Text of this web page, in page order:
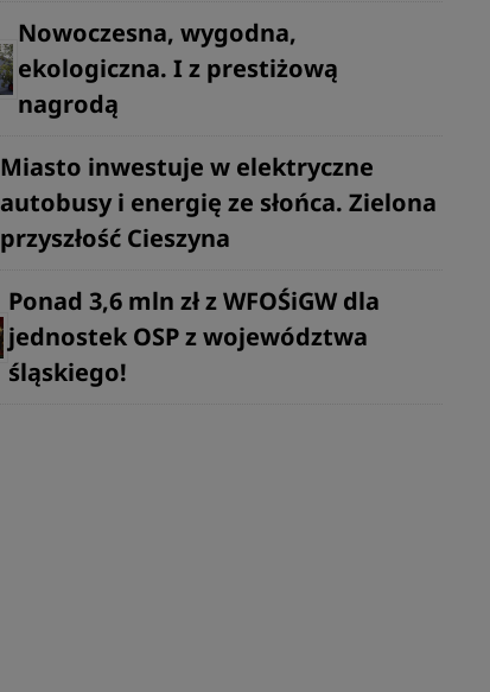
Nowoczesna, wygodna,
ekologiczna. I z prestiżową
nagrodą
Miasto inwestuje w elektryczne
autobusy i energię ze słońca. Zielona
przyszłość Cieszyna
Ponad 3,6 mln zł z WFOŚiGW dla
jednostek OSP z województwa
śląskiego!